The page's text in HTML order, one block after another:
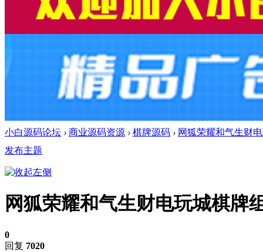
小白源码论坛 › 商业源码资源 › 棋牌源码 › 网狐荣耀和气生财
发布主题
网狐荣耀和气生财电玩城棋牌
0
回复 7020